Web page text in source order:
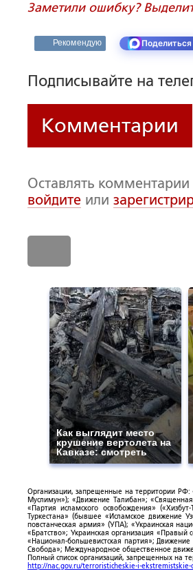
Заметили ошибку?
Рекомендую
Подписывайте на
Комментарии
Оставлять
войдите или
Как выглядит место
крушение вертолета на
Кавказе: смотреть
Организации, запрещенные на территории РФ:
Муслимун»); «Движение Талибан»;
«Партия исламского освобождения»
Туркестана» (бывшее «Исламское движение
повстанческая армия» (УПА); «Украинская
«Братство»; Украинская организация
«Национал-большевистская партия»;
Свобода»; Международное общественное
Полный список организаций, запрещенных на
http://nac.gov.ru/terroristicheskie-i-